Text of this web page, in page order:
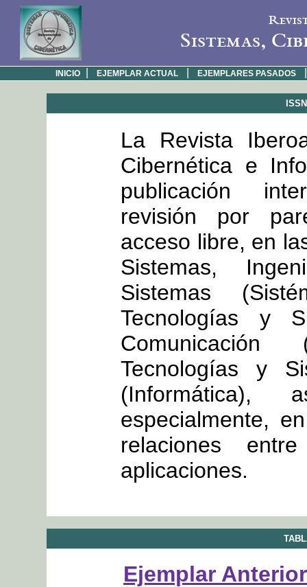
Sistemas,
INICIO EJEMPLAR ACTUAL EJEMPLARES PASADOS
La Revista
Cibernética e
publicación
revisión por
acceso libre, en
Sistemas,
Sistemas
Tecnologías y
Tecnologías y
especialmente,
relaciones
aplicaciones.
Ejemplar Anterior